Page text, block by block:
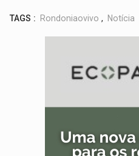
TAGS : Rondoniaovivo , Notícia